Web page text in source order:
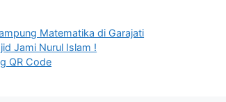
Matematika di Garajati
Jami Nurul Islam !
QR Code